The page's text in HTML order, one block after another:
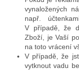
vynaložených
např.
V případě, že
Zboží, je Vaší
na toto vrácení
V případě, že
vytknout vadu